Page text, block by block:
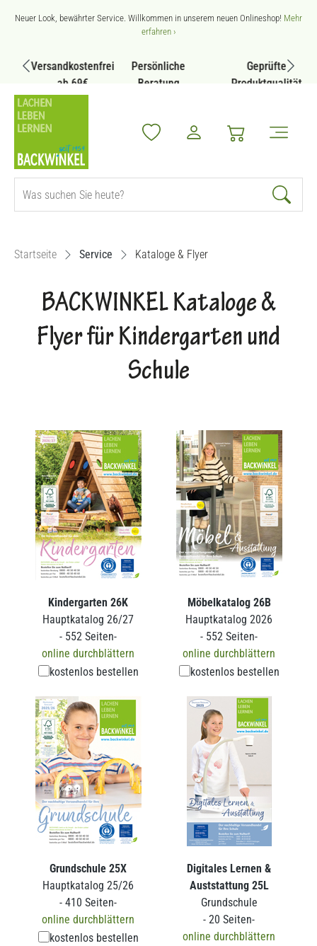
Zum Hauptinhalt springen
Neuer Look, bewährter Service. Willkommen in unserem neuen Onlineshop! Mehr
erfahren ›
Versandkostenfrei
ab 69€
Persönliche
Beratung
Geprüfte
Produktqualität
Startseite Service Kataloge & Flyer
BACKWINKEL Kataloge &
Flyer für Kindergarten und
Schule
Kindergarten 26K
Hauptkatalog 26/27
- 552 Seiten-
online durchblättern
kostenlos bestellen
Möbelkatalog 26B
Hauptkatalog 2026
- 552 Seiten-
online durchblättern
kostenlos bestellen
Grundschule 25X
Hauptkatalog 25/26
- 410 Seiten-
online durchblättern
kostenlos bestellen
Digitales Lernen &
Auststattung 25L
Grundschule
- 20 Seiten-
online durchblättern